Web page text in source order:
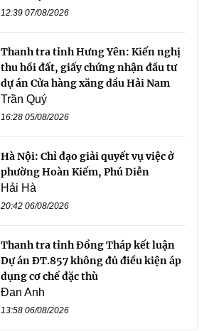
12:39 07/08/2026
Thanh tra tỉnh Hưng Yên: Kiến nghị
thu hồi đất, giấy chứng nhận đầu tư
dự án Cửa hàng xăng dầu Hải Nam
Trần Quý
16:28 05/08/2026
Hà Nội: Chỉ đạo giải quyết vụ việc ở
phường Hoàn Kiếm, Phú Diễn
Hải Hà
20:42 06/08/2026
Thanh tra tỉnh Đồng Tháp kết luận
Dự án ĐT.857 không đủ điều kiện áp
dụng cơ chế đặc thù
Đan Anh
13:58 06/08/2026